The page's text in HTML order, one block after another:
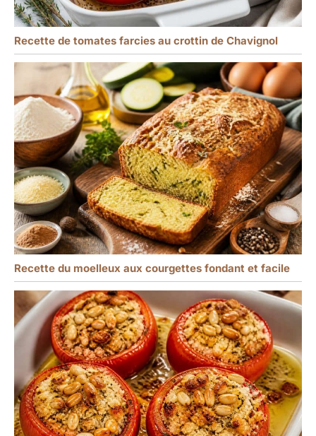
Recette de tomates farcies au crottin de Chavignol
Recette du moelleux aux courgettes fondant et facile